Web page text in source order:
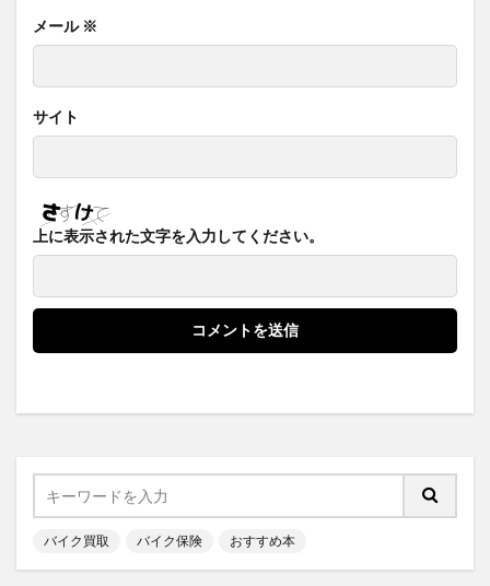
メール ※
サイト
上に表示された文字を入力してください。
バイク買取 バイク保険 おすすめ本